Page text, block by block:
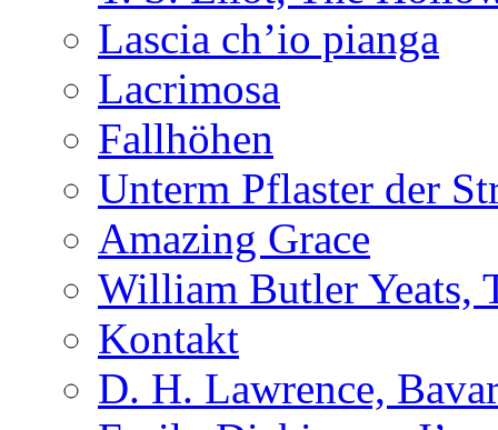
Lascia ch’io pianga
Lacrimosa
Fallhöhen
Unterm Pflaster der
Amazing Grace
William Butler Yeats,
Kontakt
D. H. Lawrence,